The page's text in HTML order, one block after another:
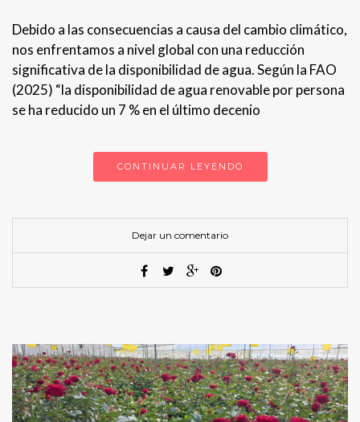
Debido a las consecuencias a causa del cambio climático,
nos enfrentamos a nivel global con una reducción
significativa de la disponibilidad de agua. Según la FAO
(2025) “la disponibilidad de agua renovable por persona
se ha reducido un 7 % en el último decenio
CONTINUAR LEYENDO
Dejar un comentario